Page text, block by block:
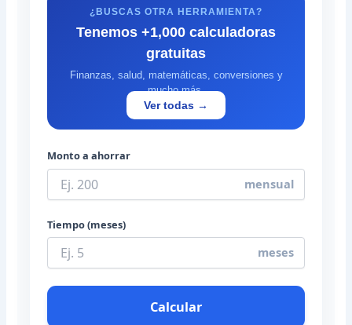
¿BUSCAS OTRA HERRAMIENTA?
Tenemos +1,000 calculadoras
gratuitas
Finanzas, salud, matemáticas, conversiones y
mucho más.
Ver todas →
Monto a ahorrar
mensual
Tiempo (meses)
meses
Calcular